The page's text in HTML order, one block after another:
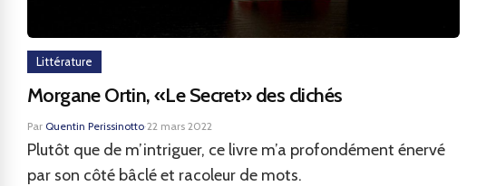
Littérature
Morgane Ortin, «Le Secret» des clichés
Par Quentin Perissinotto·22 mars 2022
Plutôt que de m’intriguer, ce livre m’a profondément énervé
par son côté bâclé et racoleur de mots.